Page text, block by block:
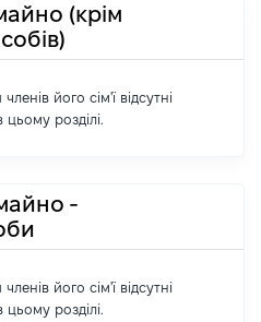
(крім
його сім'ї відсутні
розділі.
-
його сім'ї відсутні
розділі.